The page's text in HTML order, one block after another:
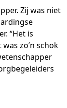
Zij was niet
“Het is
zo’n schok